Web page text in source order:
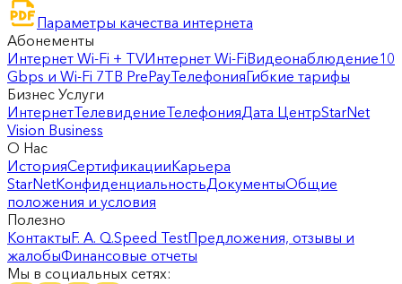
Параметры качества интернета
Абонементы
Интернет Wi-Fi + TVИнтернет Wi-FiВидеонаблюдение10
Gbps и Wi-Fi 7ТВ PrePayТелефонияГибкие тарифы
Бизнес Услуги
ИнтернетТелевидениеТелефонияДата ЦентрStarNet
Vision Business
О Нас
ИсторияСертификацииКарьера
StarNetКонфиденциальностьДокументыОбщие
положения и условия
Полезно
КонтактыF. A. Q.Speed TestПредложения, отзывы и
жалобыФинансовые отчеты
Мы в социальных сетях: